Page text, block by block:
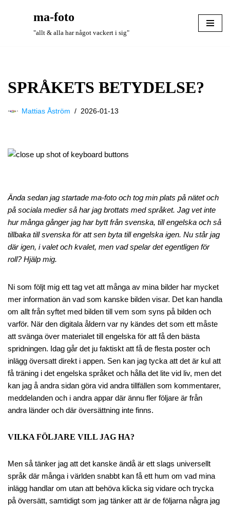
ma-foto
"allt & alla har något vackert i sig"
SPRÅKETS BETYDELSE?
Mattias Åström 2026-01-13
Ända sedan jag startade ma-foto och tog min plats på nätet och
på sociala medier så har jag brottats med språket. Jag vet inte
hur många gånger jag har bytt från svenska, till engelska och så
tillbaka till svenska för att sen byta till engelska igen. Nu står jag
där igen, i valet och kvalet, men vad spelar det egentligen för
roll? Hjälp mig.
Ni som följt mig ett tag vet att många av mina bilder har mycket
mer information än vad som kanske bilden visar. Det kan handla
om allt från syftet med bilden till vem som syns på bilden och
varför. När den digitala åldern var ny kändes det som ett måste
att svänga över materialet till engelska för att få den bästa
spridningen. Idag går det ju faktiskt att få de flesta poster och
inlägg översatt direkt i appen. Sen kan jag tycka att det är kul att
få träning i det engelska språket och hålla det lite vid liv, men det
kan jag å andra sidan göra vid andra tillfällen som kommentarer,
meddelanden och i andra appar där ännu fler följare är från
andra länder och där översättning inte finns.
VILKA FÖLJARE VILL JAG HA?
Men så tänker jag att det kanske ändå är ett slags universellt
språk där många i världen snabbt kan få ett hum om vad mina
inlägg handlar om utan att behöva klicka sig vidare och trycka
på översätt, samtidigt som jag tänker att är de följarna några jag